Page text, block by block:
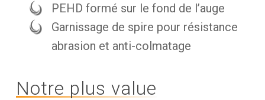
PEHD formé sur le fond de l’auge
Garnissage de spire pour résistance
abrasion et anti-colmatage
Notre plus value